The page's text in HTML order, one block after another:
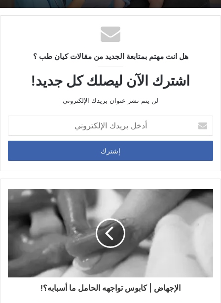
هل انت مهتم بمتابعة الجديد من مقالات كيان طب ؟
اشترك الآن ليصلك كل جديد!
لن يتم نشر عنوان بريدك الإلكتروني
خ
ب
ر
د
ا
الإجهاض | كابوس تواجهه الحامل ما أسبابه؟!